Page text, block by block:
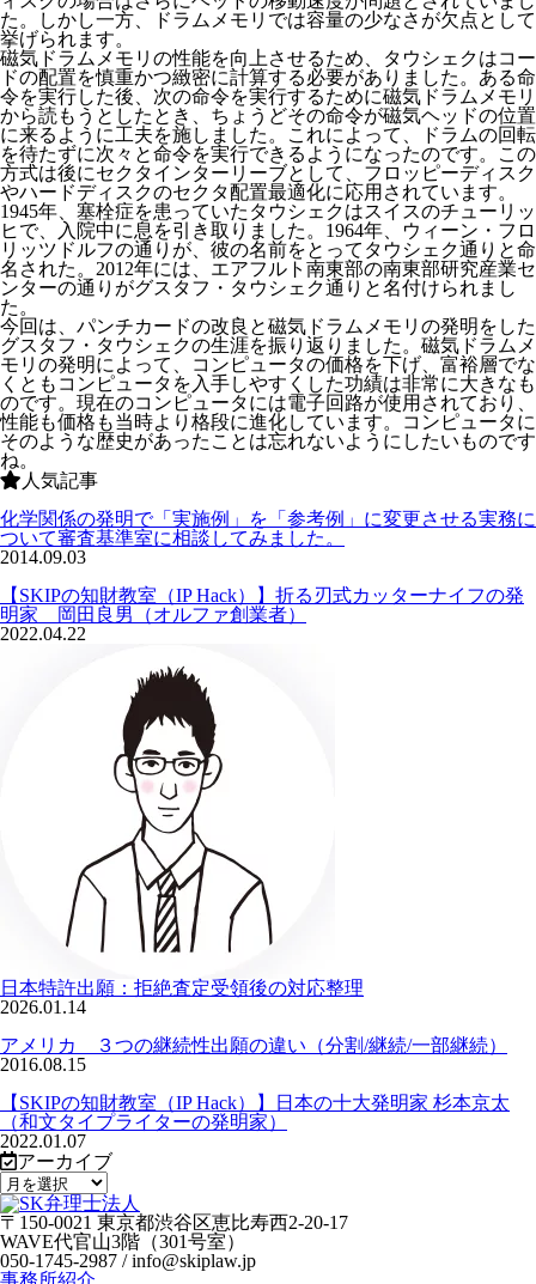
た。しかし一方、ドラムメモリでは容量の少なさが欠点として
挙げられます。
磁気ドラムメモリの性能を向上させるため、タウシェクはコー
ドの配置を慎重かつ緻密に計算する必要がありました。ある命
令を実行した後、次の命令を実行するために磁気ドラムメモリ
から読もうとしたとき、ちょうどその命令が磁気ヘッドの位置
に来るように工夫を施しました。これによって、ドラムの回転
を待たずに次々と命令を実行できるようになったのです。この
方式は後にセクタインターリーブとして、フロッピーディスク
やハードディスクのセクタ配置最適化に応用されています。
1945年、塞栓症を患っていたタウシェクはスイスのチューリッ
ヒで、入院中に息を引き取りました。1964年、ウィーン・フロ
リッツドルフの通りが、彼の名前をとってタウシェク通りと命
名された。2012年には、エアフルト南東部の南東部研究産業セ
ンターの通りがグスタフ・タウシェク通りと名付けられまし
た。
今回は、パンチカードの改良と磁気ドラムメモリの発明をした
グスタフ・タウシェクの生涯を振り返りました。磁気ドラムメ
モリの発明によって、コンピュータの価格を下げ、富裕層でな
くともコンピュータを入手しやすくした功績は非常に大きなも
のです。現在のコンピュータには電子回路が使用されており、
性能も価格も当時より格段に進化しています。コンピュータに
そのような歴史があったことは忘れないようにしたいものです
ね。
人気記事
化学関係の発明で「実施例」を「参考例」に変更させる実務に
ついて審査基準室に相談してみました。
2014.09.03
【SKIPの知財教室（IP Hack）】折る刃式カッターナイフの発
明家 岡田良男（オルファ創業者）
2022.04.22
日本特許出願：拒絶査定受領後の対応整理
2026.01.14
アメリカ ３つの継続性出願の違い（分割/継続/一部継続）
2016.08.15
【SKIPの知財教室（IP Hack）】日本の十大発明家 杉本京太
（和文タイプライターの発明家）
2022.01.07
アーカイブ
〒150-0021 東京都渋谷区恵比寿西2-20-17
WAVE代官山3階（301号室）
050-1745-2987 / info@skiplaw.jp
事務所紹介